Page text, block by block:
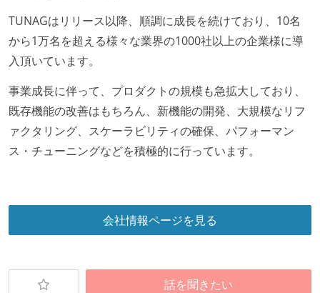
TUNAGはリリース以降、順調に成長を続けており、10名
から1万名を超える様々な業界の1000社以上の企業様に導
入頂いています。
事業成長に伴って、プロダクトの規模も急拡大しており、
既存機能の改善はもちろん、新機能の開発、大規模なリフ
ァクタリング、スケーラビリティの確保、パフォーマン
ス・チューニングなどを積極的に行っています。
会社情報ページを見る
話を聞きたい